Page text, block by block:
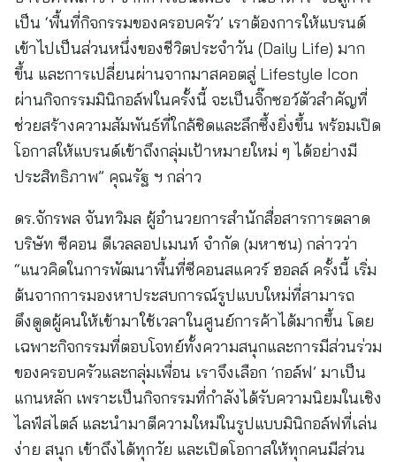
เป็น ‘พื้นที่กิจกรรมของครอบครัว’ เราต้องการให้แบรนด์
เข้าไปเป็นส่วนหนึ่งของชีวิตประจำวัน (Daily Life) มาก
ขึ้น และการเปลี่ยนผ่านจากมาสคอตสู่ Lifestyle Icon
ผ่านกิจกรรมมินิกอล์ฟในครั้งนี้ จะเป็นจิ๊กซอว์ตัวสำคัญที่
ช่วยสร้างความสัมพันธ์ที่ใกล้ชิดและลึกซึ้งยิ่งขึ้น พร้อมเปิด
โอกาสให้แบรนด์เข้าถึงกลุ่มเป้าหมายใหม่ ๆ ได้อย่างมี
ประสิทธิภาพ” คุณรัฐ ฯ กล่าว
ดร.จักรพล จันทวิมล ผู้อำนวยการสำนักสื่อสารการตลาด
บริษัท ซีคอน ดีเวลลอปเมนท์ จำกัด (มหาชน) กล่าวว่า
“แนวคิดในการพัฒนาพื้นที่ซีคอนสแควร์ ฮอลล์ ครั้งนี้ เริ่ม
ต้นจากการมองหาประสบการณ์รูปแบบใหม่ที่สามารถ
ดึงดูดผู้คนให้เข้ามาใช้เวลาในศูนย์การค้าได้มากขึ้น โดย
เฉพาะกิจกรรมที่ตอบโจทย์ทั้งความสนุกและการมีส่วนร่วม
ของครอบครัวและกลุ่มเพื่อน เราจึงเลือก ‘กอล์ฟ’ มาเป็น
แกนหลัก เพราะเป็นกิจกรรมที่กำลังได้รับความนิยมในเชิง
ไลฟ์สไตล์ และนำมาตีความใหม่ในรูปแบบมินิกอล์ฟที่เล่น
ง่าย สนุก เข้าถึงได้ทุกวัย และเปิดโอกาสให้ทุกคนมีส่วน